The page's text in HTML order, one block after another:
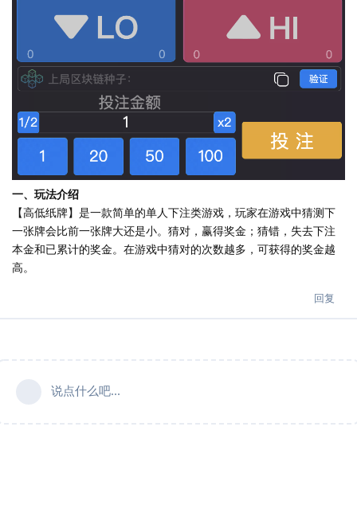
一、玩法介绍
【高低纸牌】是一款简单的单人下注类游戏，玩家在游戏中猜测下
一张牌会比前一张牌大还是小。猜对，赢得奖金；猜错，失去下注
本金和已累计的奖金。在游戏中猜对的次数越多，可获得的奖金越
高。
回复
说点什么吧...